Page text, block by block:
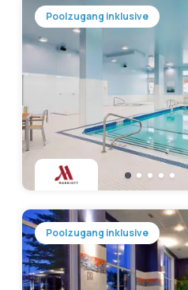
Poolzugang inklusive
Poolzugang inklusive